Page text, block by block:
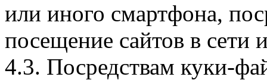
или иного смартфона,
посещение сайтов в сети
4.3. Посредствам куки-